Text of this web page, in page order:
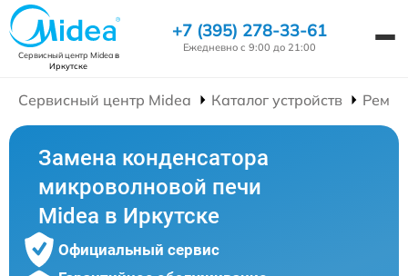
Сервисный центр Mideaв
Иркутске
+7 (395) 278-33-61
Ежедневно с 9:00 до 21:00
Сервисный центр Midea Каталог устройств
Замена конденсатора
микроволновой печи
Midea в Иркутске
Официальный сервис